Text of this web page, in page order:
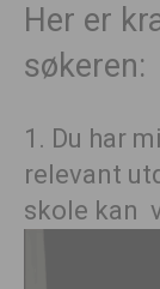
Her er
søkeren:
1. Du har
relevant
skole kan